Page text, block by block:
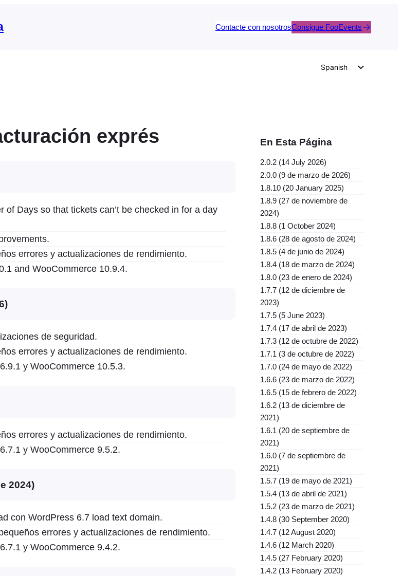
Contacte con nosotrosConsigue FooEvents
Spanish
French
Polish
Czech
exprés
of Days so that tickets can’t be checked in for a day
errores y actualizaciones de rendimiento.
and WooCommerce 10.9.4.
de seguridad.
errores y actualizaciones de rendimiento.
y WooCommerce 10.5.3.
errores y actualizaciones de rendimiento.
y WooCommerce 9.5.2.
2024)
con WordPress 6.7 load text domain.
errores y actualizaciones de rendimiento.
y WooCommerce 9.4.2.
En Esta Página
2.0.2 (14 July 2026)
2.0.0 (9 de marzo de 2026)
1.8.10 (20 January 2025)
1.8.9 (27 de noviembre de
2024)
1.8.8 (1 October 2024)
1.8.6 (28 de agosto de 2024)
1.8.5 (4 de junio de 2024)
1.8.4 (18 de marzo de 2024)
1.8.0 (23 de enero de 2024)
1.7.7 (12 de diciembre de
2023)
1.7.5 (5 June 2023)
1.7.4 (17 de abril de 2023)
1.7.3 (12 de octubre de 2022)
1.7.1 (3 de octubre de 2022)
1.7.0 (24 de mayo de 2022)
1.6.6 (23 de marzo de 2022)
1.6.5 (15 de febrero de 2022)
1.6.2 (13 de diciembre de
2021)
1.6.1 (20 de septiembre de
2021)
1.6.0 (7 de septiembre de
2021)
1.5.7 (19 de mayo de 2021)
1.5.4 (13 de abril de 2021)
1.5.2 (23 de marzo de 2021)
1.4.8 (30 September 2020)
1.4.7 (12 August 2020)
1.4.6 (12 March 2020)
1.4.5 (27 February 2020)
1.4.2 (13 February 2020)